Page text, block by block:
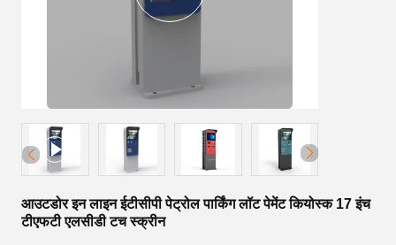
आउटडोर इन लाइन ईटीसीपी पेट्रोल पार्किंग लॉट पेमेंट कियोस्क 17 इंच
टीएफटी एलसीडी टच स्क्रीन